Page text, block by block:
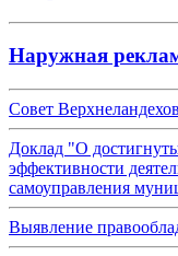
Наружная
Совет
Доклад "О
эффективности
самоуправления
Выявление